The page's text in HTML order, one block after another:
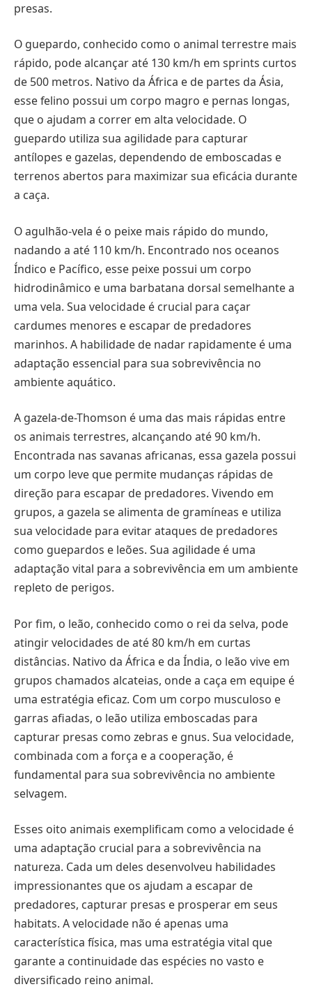
presas.
O guepardo, conhecido como o animal terrestre mais
rápido, pode alcançar até 130 km/h em sprints curtos
de 500 metros. Nativo da África e de partes da Ásia,
esse felino possui um corpo magro e pernas longas,
que o ajudam a correr em alta velocidade. O
guepardo utiliza sua agilidade para capturar
antílopes e gazelas, dependendo de emboscadas e
terrenos abertos para maximizar sua eficácia durante
a caça.
O agulhão-vela é o peixe mais rápido do mundo,
nadando a até 110 km/h. Encontrado nos oceanos
Índico e Pacífico, esse peixe possui um corpo
hidrodinâmico e uma barbatana dorsal semelhante a
uma vela. Sua velocidade é crucial para caçar
cardumes menores e escapar de predadores
marinhos. A habilidade de nadar rapidamente é uma
adaptação essencial para sua sobrevivência no
ambiente aquático.
A gazela-de-Thomson é uma das mais rápidas entre
os animais terrestres, alcançando até 90 km/h.
Encontrada nas savanas africanas, essa gazela possui
um corpo leve que permite mudanças rápidas de
direção para escapar de predadores. Vivendo em
grupos, a gazela se alimenta de gramíneas e utiliza
sua velocidade para evitar ataques de predadores
como guepardos e leões. Sua agilidade é uma
adaptação vital para a sobrevivência em um ambiente
repleto de perigos.
Por fim, o leão, conhecido como o rei da selva, pode
atingir velocidades de até 80 km/h em curtas
distâncias. Nativo da África e da Índia, o leão vive em
grupos chamados alcateias, onde a caça em equipe é
uma estratégia eficaz. Com um corpo musculoso e
garras afiadas, o leão utiliza emboscadas para
capturar presas como zebras e gnus. Sua velocidade,
combinada com a força e a cooperação, é
fundamental para sua sobrevivência no ambiente
selvagem.
Esses oito animais exemplificam como a velocidade é
uma adaptação crucial para a sobrevivência na
natureza. Cada um deles desenvolveu habilidades
impressionantes que os ajudam a escapar de
predadores, capturar presas e prosperar em seus
habitats. A velocidade não é apenas uma
característica física, mas uma estratégia vital que
garante a continuidade das espécies no vasto e
diversificado reino animal.